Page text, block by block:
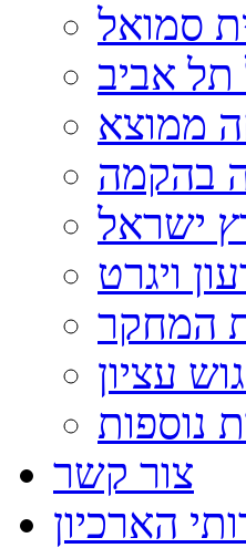
סמואל
אביב
ממוצא
בהקמה
ישראל
ויגרט
המחקר
עציון
נוספות
צור קשר
הארכיון